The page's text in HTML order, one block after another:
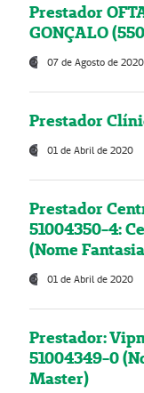
Prestador
GONÇALO
07 de Agosto de 2020
Prestador
01 de Abril de 2020
Prestador
51004350-4:
(Nome
01 de Abril de 2020
Prestador:
51004349-0
Master)